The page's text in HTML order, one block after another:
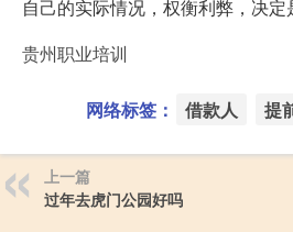
自己的实际情况，权衡利弊，决定
贵州职业培训
网络标签： 借款人 提
上一篇
过年去虎门公园好吗